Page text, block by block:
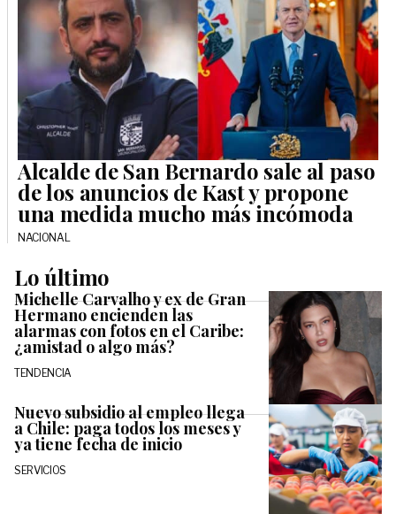
Alcalde de San Bernardo sale al paso
de los anuncios de Kast y propone
una medida mucho más incómoda
NACIONAL
Lo último
Michelle Carvalho y ex de Gran
Hermano encienden las
alarmas con fotos en el Caribe:
¿amistad o algo más?
TENDENCIA
Nuevo subsidio al empleo llega
a Chile: paga todos los meses y
ya tiene fecha de inicio
SERVICIOS